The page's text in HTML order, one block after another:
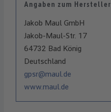
Angaben zum Hersteller
Jakob Maul GmbH
Jakob-Maul-Str. 17
64732 Bad König
Deutschland
gpsr@maul.de
www.maul.de